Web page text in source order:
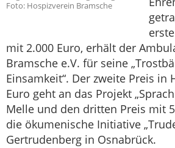
Foto: Hospizverein Bramsche
mit 2.000 Euro, erhält der
Bramsche e.V. für seine
Einsamkeit“. Der zweite Preis in
Euro geht an das Projekt
Melle und den dritten Preis mit
die ökumenische Initiative
Gertrudenberg in Osnabrück.